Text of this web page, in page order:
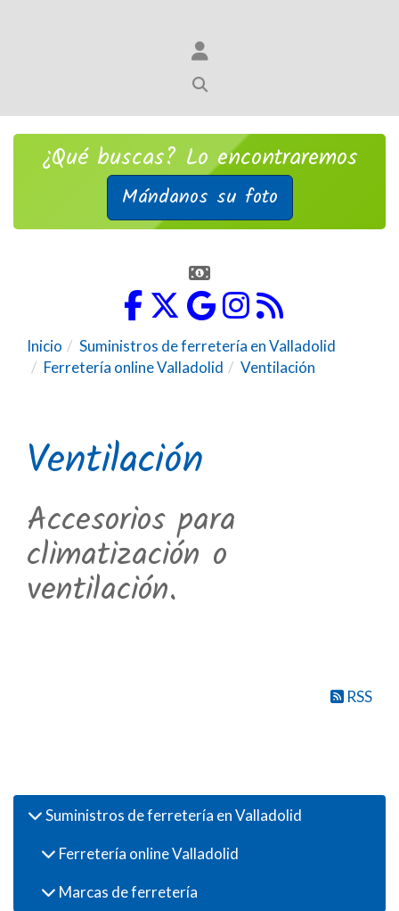
¿Qué buscas? Lo encontraremos
Mándanos su foto
Inicio
Suministros de ferretería en Valladolid
Ferretería online Valladolid
Ventilación
Ventilación
Accesorios para
climatización o
ventilación.
RSS
Suministros de ferretería en Valladolid
Ferretería online Valladolid
Marcas de ferretería